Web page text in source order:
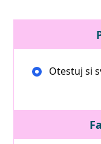
Otestuj si